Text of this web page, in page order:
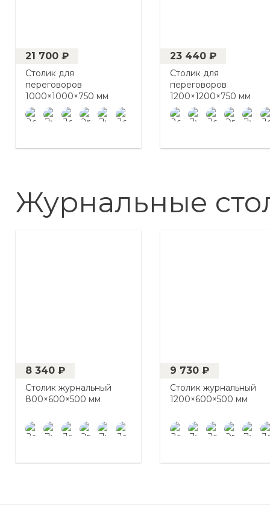
21 700 ₽
Столик для
переговоров
1000×1000×750 мм
23 440 ₽
Столик для
переговоров
1200×1200×750 мм
Журнальные
8 340 ₽
Столик журнальный
800×600×500 мм
9 730 ₽
Столик журнальный
1200×600×500 мм